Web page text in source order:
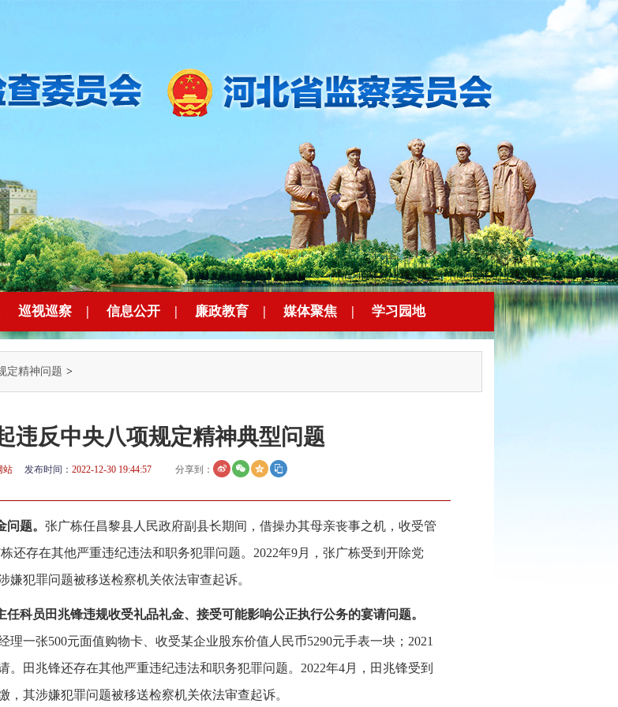
巡视巡察 | 信息公开 | 廉政教育 | 媒体聚焦 | 学习园地
定精神问题 >
违反中央八项规定精神典型问题
站 发布时间： 2022-12-30 19:44:57 分享到：
题。 张广栋任昌黎县人民政府副县长期间，借操办其母亲丧事之机，收受管
还存在其他严重违纪违法和职务犯罪问题。2022年9月，张广栋受到开除党
犯罪问题被移送检察机关依法审查起诉。
科员田兆锋违规收受礼品礼金、接受可能影响公正执行公务的宴请问题。
一张500元面值购物卡、收受某企业股东价值人民币5290元手表一块；2021
田兆锋还存在其他严重违纪违法和职务犯罪问题。2022年4月，田兆锋受到
其涉嫌犯罪问题被移送检察机关依法审查起诉。